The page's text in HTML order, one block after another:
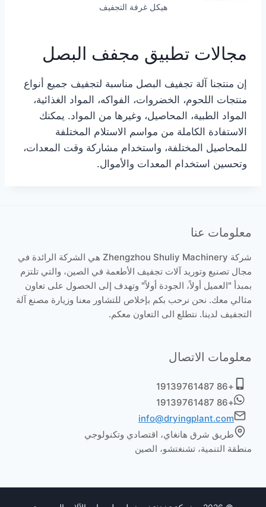
هيكل غرفة التجفيف
مجالات تطبيق مجفف البصل
إن منتجنا آلة تجفيف البصل مناسبة لتجفيف جميع أنواع
منتجات اللحوم، الخضروات، الفواكه، المواد الغذائية،
المواد الطبية، المحاصيل، وغيرها من المواد. يمكنك
الاستفادة الكاملة من مواسم الاستلام المختلفة
للمحاصيل المختلفة، واستخدام مشاركة وقت المعدات،
وتحسين استخدام المعدات والأموال.
معلومات عنا
شركة Zhengzhou Shuliy Machinery هي الشركة الرائدة في
مجال تصنيع وتوريد آلات تجفيف الأطعمة في الصين، والتي تلتزم
بمبدأ "العميل أولاً، الجودة أولاً" وتهدف إلى الحصول على تعاون
مثالي معك. نحن نرحب بكم بإخلاص للتشاور معنا وزيارة مصنع آلة
التجفيف لدينا. نتطلع الى التعاون معكم.
معلومات الاتصال
+86 19139761487
+86 19139761487
info@dryingplant.com
طريق شرق هانغاي، اقتصادي وتكنولوجي
منطقة التنمية، تشنغتشو، الصين